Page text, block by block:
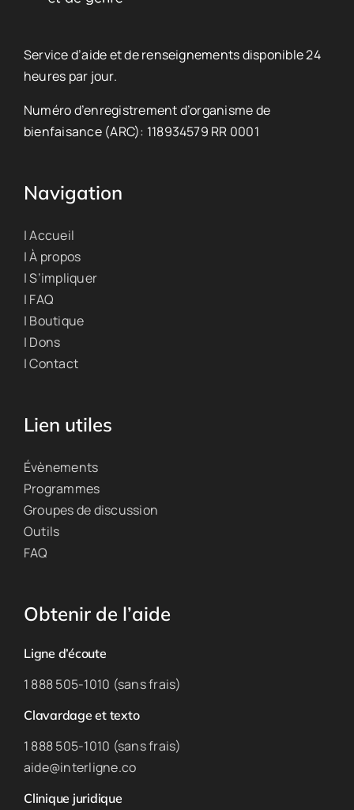
Service d’aide et de renseignements disponible 24
heures par jour.
Numéro d’enregistrement d’organisme de
bienfaisance (ARC): 118934579 RR 0001
Navigation
| Accueil
| À propos
| S’impliquer
| FAQ
| Boutique
| Dons
| Contact
Lien utiles
Évènements
Programmes
Groupes de discussion
Outils
FAQ
Obtenir de l’aide
Ligne d’écoute
1 888 505-1010 (sans frais)
Clavardage et texto
1 888 505-1010 (sans frais)
aide@interligne.co
Clinique juridique